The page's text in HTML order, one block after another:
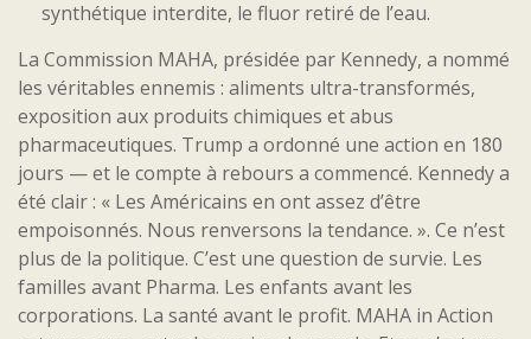
synthétique interdite, le fluor retiré de l’eau.
La Commission MAHA, présidée par Kennedy, a nommé
les véritables ennemis : aliments ultra-transformés,
exposition aux produits chimiques et abus
pharmaceutiques. Trump a ordonné une action en 180
jours — et le compte à rebours a commencé. Kennedy a
été clair : « Les Américains en ont assez d’être
empoisonnés. Nous renversons la tendance. ». Ce n’est
plus de la politique. C’est une question de survie. Les
familles avant Pharma. Les enfants avant les
corporations. La santé avant le profit. MAHA in Action